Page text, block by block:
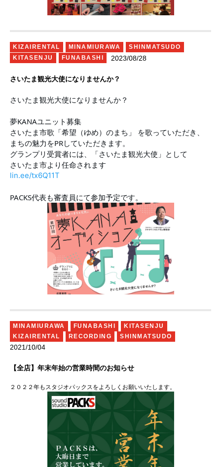
KIZAIRENTAL MINAMIURAWA
SHINMATSUDO
KITASENJU
FUNABASHI 2023/08/28
さいたま観光大使になりませんか？
さいたま観光大使になりませんか？
夢KANAユニット募集
さいたま市歌「希望（ゆめ）のまち」 を歌っていただき、
まちの魅力をPRしていただきます。
グランプリ受賞者には、「さいたま観光大使」として
さいたま市より任命されます
lin.ee/tx6Q11T
PACKS代表も審査員にて参加予定です。
MINAMIURAWA FUNABASHI
KITASENJU
KIZAIRENTAL
RECORDING SHINMATSUDO
2021/10/04
【全店】年末年始の営業時間のお知らせ
２０２２年もスタジオパックスをよろしくお願いいたします。